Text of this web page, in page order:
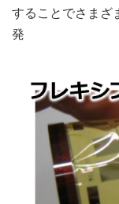
することでさまざ
発